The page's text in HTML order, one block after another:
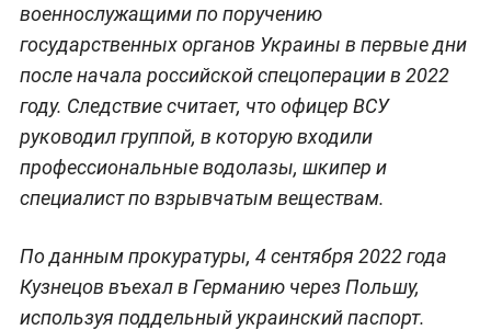
военнослужащими по поручению
государственных органов Украины в первые дни
после начала российской спецоперации в 2022
году. Следствие считает, что офицер ВСУ
руководил группой, в которую входили
профессиональные водолазы, шкипер и
специалист по взрывчатым веществам.
По данным прокуратуры, 4 сентября 2022 года
Кузнецов въехал в Германию через Польшу,
используя поддельный украинский паспорт.